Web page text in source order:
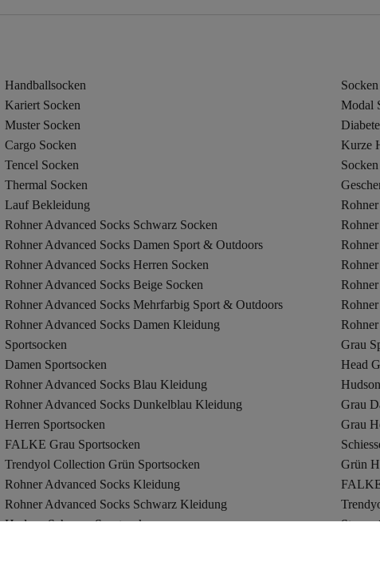
Handballsocken
Kariert Socken
Modal
Muster Socken
Cargo Socken
Kurze
Tencel Socken
Thermal Socken
Lauf Bekleidung
Rohner Advanced Socks Schwarz Socken
Rohner Advanced Socks Damen Sport & Outdoors
Rohner Advanced Socks Herren Socken
Rohner Advanced Socks Beige Socken
Rohner Advanced Socks Mehrfarbig Sport & Outdoors
Rohner Advanced Socks Damen Kleidung
Sportsocken
Grau
Damen Sportsocken
Head
Rohner Advanced Socks Blau Kleidung
Rohner Advanced Socks Dunkelblau Kleidung
Grau
Herren Sportsocken
Grau
FALKE Grau Sportsocken
Trendyol Collection Grün Sportsocken
Grün
Rohner Advanced Socks Kleidung
Rohner Advanced Socks Schwarz Kleidung
Hudson Schwarz Sportsocken
Stance